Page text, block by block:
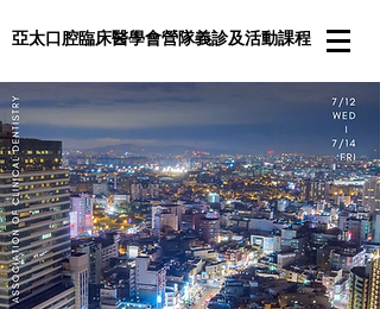
亞太口腔臨床醫學會營隊義診及活動課程